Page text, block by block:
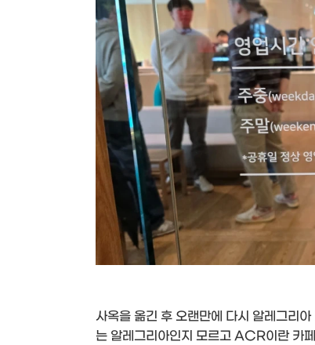
사옥을 옮긴 후 오랜만에 다시 알레그리
는 알레그리아인지 모르고 ACR이란 카